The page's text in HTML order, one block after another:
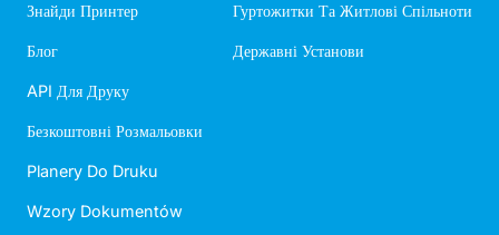
Знайди Принтер
Блог
API Для Друку
Безкоштовні Розмальовки
Planery Do Druku
Wzory Dokumentów
Гуртожитки Та Житлові Спільноти
Державні Установи